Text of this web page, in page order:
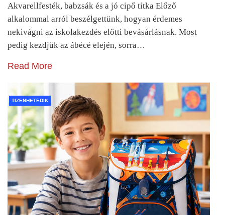
Akvarellfesték, babzsák és a jó cipő titka Előző
alkalommal arról beszélgettünk, hogyan érdemes
nekivágni az iskolakezdés előtti bevásárlásnak. Most
pedig kezdjük az ábécé elején, sorra…
Read More
TIZENHETEDIK